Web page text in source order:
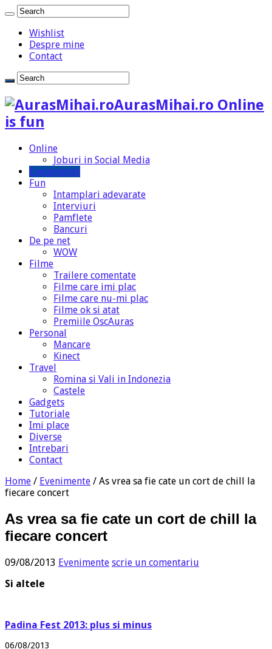
Wishlist
Despre mine
Contact
AurasMihai.ro Online
is fun
Online
Joburi in Social Media
Evenimente
Fun
Intamplari adevarate
Interviuri
Pamflete
Bancuri
De pe net
WOW
Filme
Trailere comentate
Filme care imi plac
Filme care nu-mi plac
Filme ok si atat
Premiile OscAuras
Personal
Mancare
Kinect
Travel
Romina si Vali in Indonezia
Castele
Gadgets
Tutoriale
Imi place
Diverse
Intrebari
Contact
Home / Evenimente / As vrea sa fie cate un cort de chill la
fiecare concert
As vrea sa fie cate un cort de chill la
fiecare concert
09/08/2013 Evenimente scrie un comentariu
Si altele
Padina Fest 2013: plus si minus
06/08/2013